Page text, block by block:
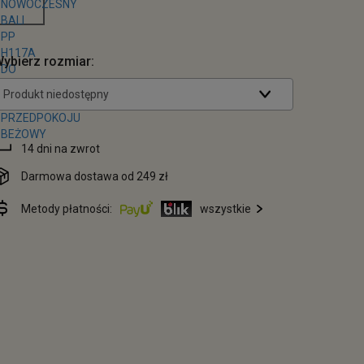
rozmiar:
Produkt niedostępny
14 dni na zwrot
Darmowa dostawa od 249 zł
Metody płatności: wszystkie